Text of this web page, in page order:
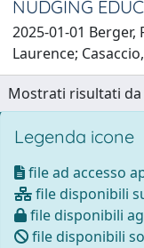
NUDGING
2025-01-01
Laurence;
Mostrati risultati da
Legenda icone
file ad accesso
file disponibili
file disponibili
file disponibili